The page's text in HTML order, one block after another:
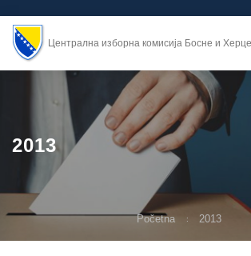
Централна изборна комисија Босне и
2013
Početna 2013